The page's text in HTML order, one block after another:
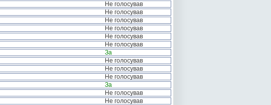
Не голосував
Не голосував
Не голосував
Не голосував
Не голосував
Не голосував
За
Не голосував
Не голосував
Не голосував
За
Не голосував
Не голосував